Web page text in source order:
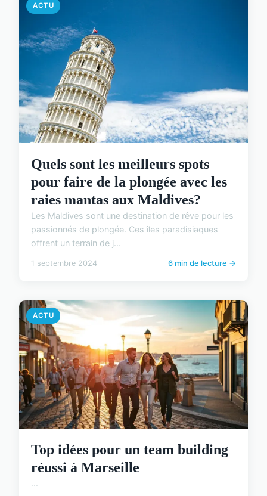
ACTU
Quels sont les meilleurs spots
pour faire de la plongée avec les
raies mantas aux Maldives?
Les Maldives sont une destination de rêve pour les
passionnés de plongée. Ces îles paradisiaques
offrent un terrain de j...
1 septembre 2024 6 min de lecture →
ACTU
Top idées pour un team building
réussi à Marseille
...